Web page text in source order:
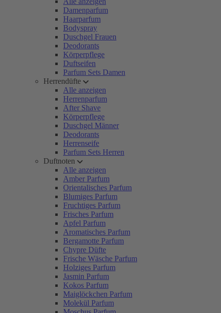
Damenparfum
Haarparfum
Bodyspray
Duschgel Frauen
Deodorants
Körperpflege
Duftseifen
Parfum Sets Damen
Herrendüfte
Alle anzeigen
Herrenparfum
After Shave
Körperpflege
Duschgel Männer
Deodorants
Herrenseife
Parfum Sets Herren
Duftnoten
Alle anzeigen
Amber Parfum
Orientalisches Parfum
Blumiges Parfum
Fruchtiges Parfum
Frisches Parfum
Apfel Parfum
Aromatisches Parfum
Bergamotte Parfum
Chypre Düfte
Frische Wäsche Parfum
Holziges Parfum
Jasmin Parfum
Kokos Parfum
Maiglöckchen Parfum
Molekül Parfum